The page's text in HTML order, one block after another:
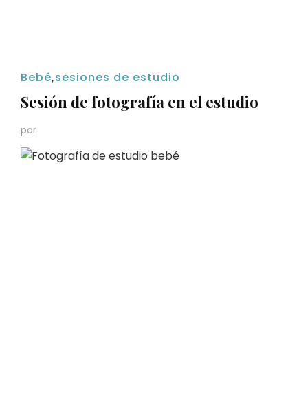
Bebé,sesiones de estudio
Sesión de fotografía en el estudio
por